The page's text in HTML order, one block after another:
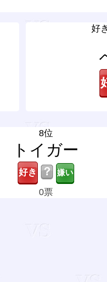
好
8位
トイガー
？
0票